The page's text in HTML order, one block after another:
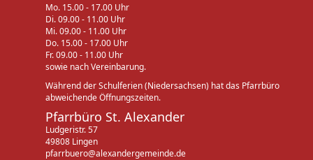
Mo. 15.00 - 17.00 Uhr
Di. 09.00 - 11.00 Uhr
Mi. 09.00 - 11.00 Uhr
Do. 15.00 - 17.00 Uhr
Fr. 09.00 - 11.00 Uhr
sowie nach Vereinbarung.
Während der Schulferien (Niedersachsen) hat das Pfarrbüro
abweichende Öffnungszeiten.
Pfarrbüro St. Alexander
Ludgeristr. 57
49808 Lingen
pfarrbuero@alexandergemeinde.de